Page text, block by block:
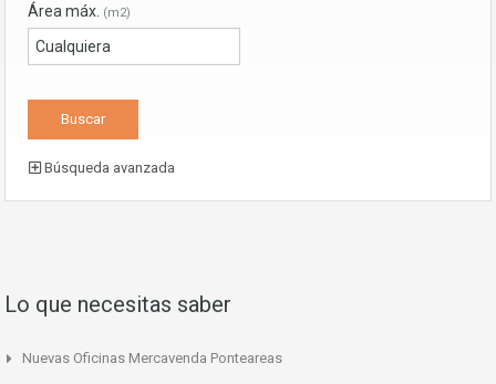
Área máx. (m2)
Búsqueda avanzada
Lo que necesitas saber
Nuevas Oficinas Mercavenda Ponteareas